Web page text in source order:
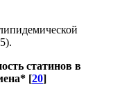
статинов в
[20]